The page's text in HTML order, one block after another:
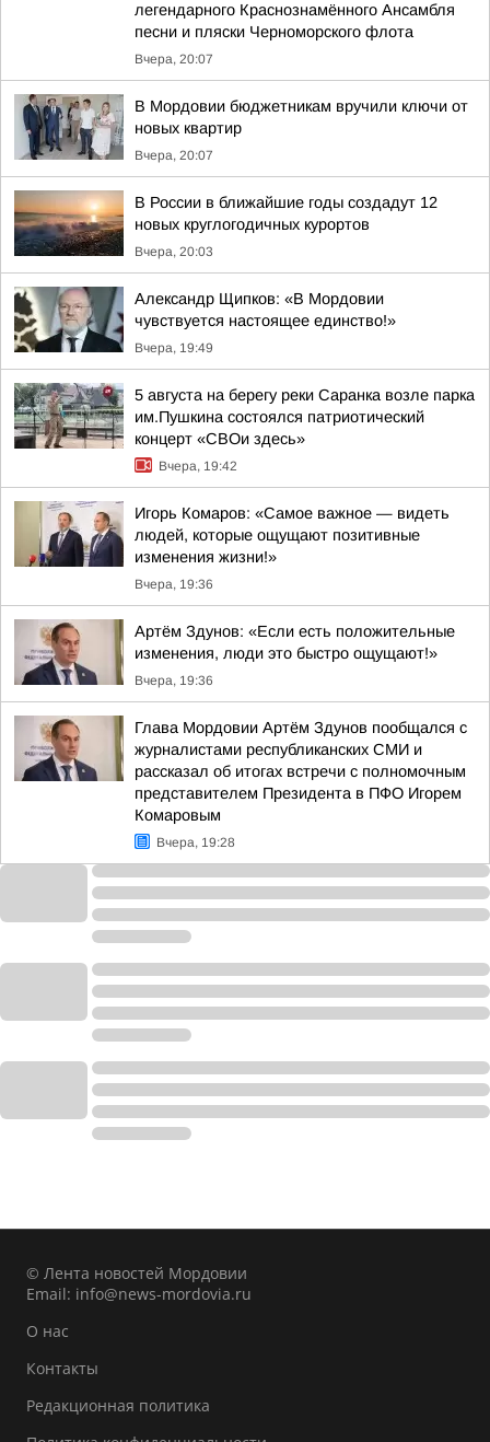
легендарного Краснознамённого Ансамбля
песни и пляски Черноморского флота
Вчера, 20:07
В Мордовии бюджетникам вручили ключи от
новых квартир
Вчера, 20:07
В России в ближайшие годы создадут 12
новых круглогодичных курортов
Вчера, 20:03
Александр Щипков: «В Мордовии
чувствуется настоящее единство!»
Вчера, 19:49
5 августа на берегу реки Саранка возле парка
им.Пушкина состоялся патриотический
концерт «СВОи здесь»
Вчера, 19:42
Игорь Комаров: «Самое важное — видеть
людей, которые ощущают позитивные
изменения жизни!»
Вчера, 19:36
Артём Здунов: «Если есть положительные
изменения, люди это быстро ощущают!»
Вчера, 19:36
Глава Мордовии Артём Здунов пообщался с
журналистами республиканских СМИ и
рассказал об итогах встречи с полномочным
представителем Президента в ПФО Игорем
Комаровым
Вчера, 19:28
© Лента новостей Мордовии
Email: info@news-mordovia.ru
О нас
Контакты
Редакционная политика